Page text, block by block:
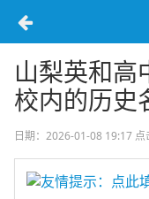
山梨英和
校内的历史
日期：2026-01-08 19:17 点
友情提示：点此